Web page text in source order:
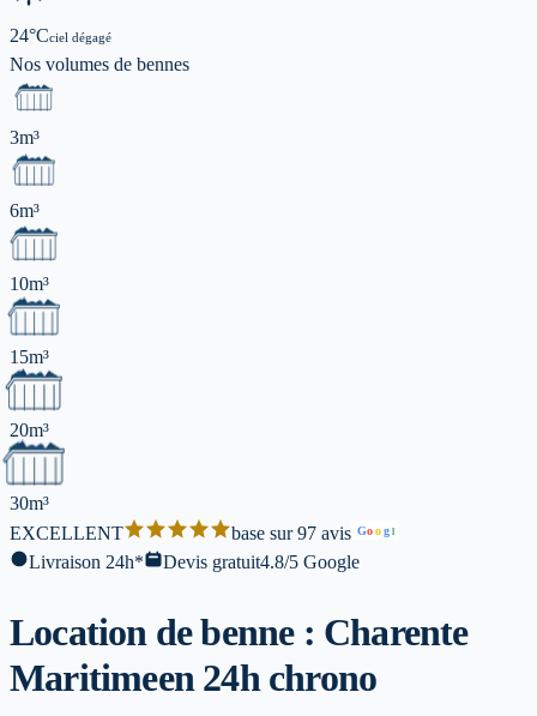
24°Cciel dégagé
Nos volumes de bennes
3m³
6m³
10m³
15m³
20m³
30m³
EXCELLENT
base sur 97 avis Goog l
Livraison 24h* Devis gratuit4.8/5 Google
Location de benne : Charente
Maritimeen 24h chrono